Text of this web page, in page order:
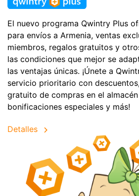
El nuevo programa Qwintry Plus
para envíos a Armenia, ventas
miembros, regalos gratuitos y
las condiciones que mejor se
las ventajas únicas. ¡Únete a
servicio prioritario con
gratuito de compras en el
bonificaciones especiales y más!
Detalles